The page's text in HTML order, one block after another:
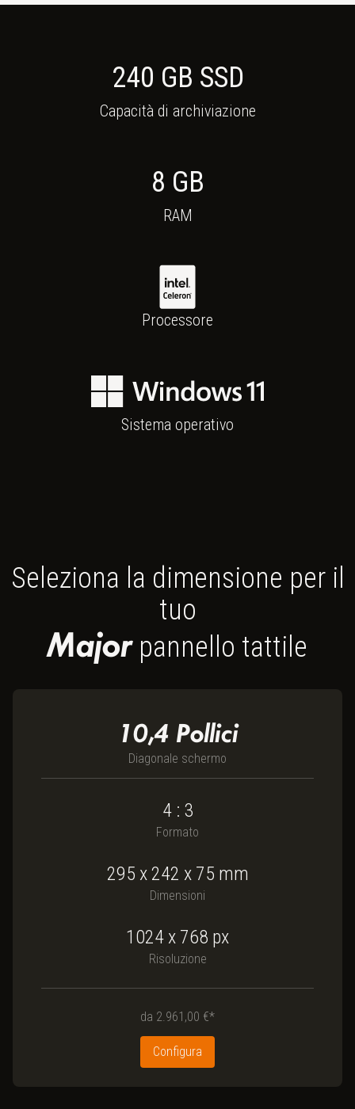
Capacità di archiviazione
240 GB SSD
RAM
8 GB
Processore
Intel Celeron J6412
Sistema operativo
Windows 11
Seleziona la dimensione per il
tuo
Majorpannello tattile
Diagonale schermo
10,4 Pollici
Formato
4 : 3
Dimensioni
295 x242 x 75 mm
Risoluzione
1024 x 768 px
da 2.961,00 €*
Configura